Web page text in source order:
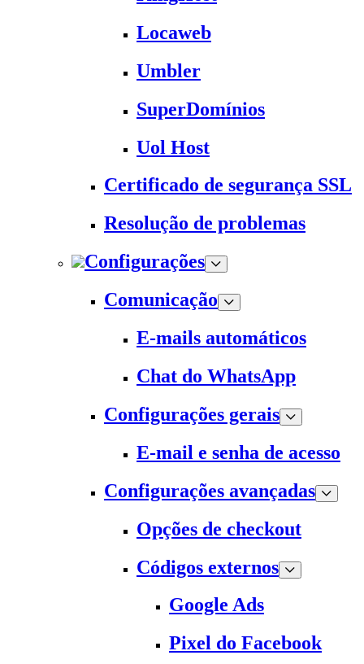
Locaweb
Umbler
SuperDomínios
Uol Host
Certificado de segurança SSL
Resolução de problemas
Configurações
Comunicação
E-mails automáticos
Chat do WhatsApp
Configurações gerais
E-mail e senha de acesso
Configurações avançadas
Opções de checkout
Códigos externos
Google Ads
Pixel do Facebook